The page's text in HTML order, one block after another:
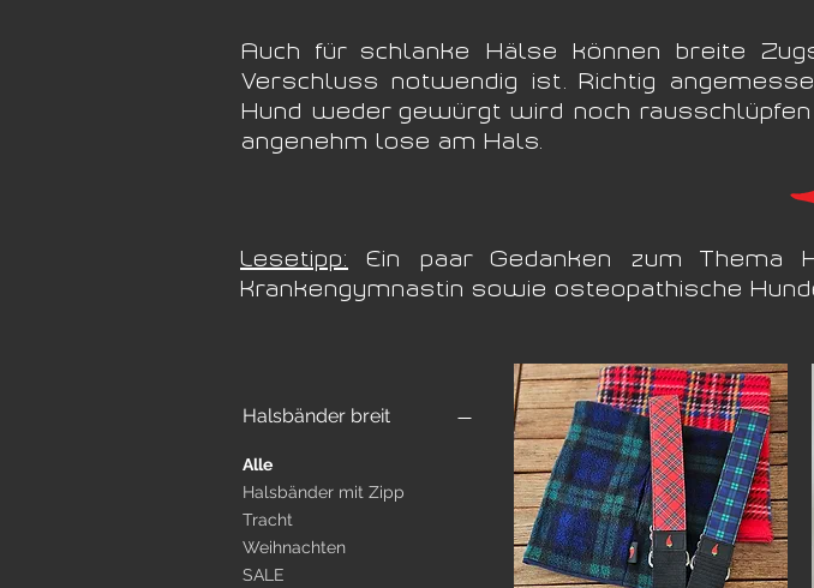
Auch für schlanke Hälse können breite
Verschluss notwendig ist. Richtig
Hund weder gewürgt wird noch
angenehm lose am Hals.
Lesetipp: Ein paar Gedanken zum Thema
Krankengymnastin sowie osteopathische
Halsbänder breit
Alle
Halsbänder mit Zipp
Tracht
Weihnachten
SALE